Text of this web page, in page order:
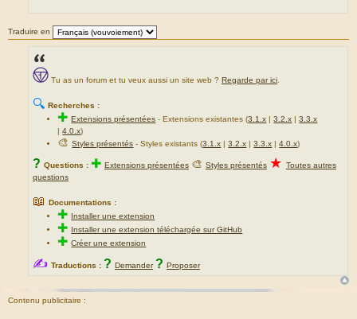
Traduire en
Tu as un forum et tu veux aussi un site web ? Regarde par ici
🔍 Recherches :
✚Extensions présentées -Extensions existantes (3.1.x |3.2.x |3.3.x
|4.0.x)
🎨Styles présentés - Styles existants (3.1.x |3.2.x |3.3.x |4.0.x)
? Questions : ✚ Extensions présentées 🎨 Styles présentés ★ Toutes autres
questions
📖 Documentations :
✚ Installer une extension
✚ Installer une extension téléchargée sur GitHub
✚Créer une extension
✍ Traductions : ? Demander ? Proposer
Contenu publicitaire :